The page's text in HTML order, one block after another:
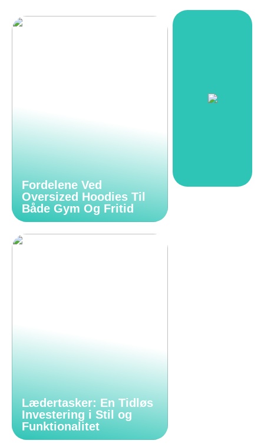
Fordelene Ved
Oversized Hoodies Til
Både Gym Og Fritid
Lædertasker: En Tidløs
Investering i Stil og
Funktionalitet